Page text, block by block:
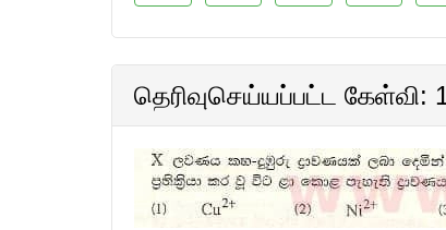
தெரிவுசெய்யப்பட்ட கேள்வி: